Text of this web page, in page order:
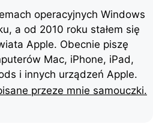
operacyjnych Windows
a od 2010 roku stałem się
Apple. Obecnie piszę
Mac, iPhone, iPad,
i innych urządzeń Apple.
przeze mnie samouczki.